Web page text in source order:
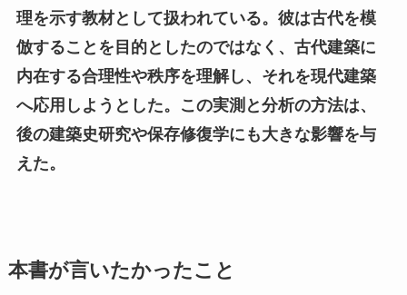
理を示す教材として扱われている。彼は古代を模
倣することを目的としたのではなく、古代建築に
内在する合理性や秩序を理解し、それを現代建築
へ応用しようとした。この実測と分析の方法は、
後の建築史研究や保存修復学にも大きな影響を与
えた。
本書が言いたかったこと